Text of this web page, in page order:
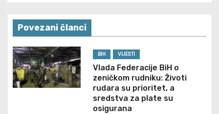
n
a
v
i
Povezani članci
BIH VIJESTI
Vlada Federacije BiH o
zeničkom rudniku: Životi
rudara su prioritet, a
sredstva za plate su
osigurana